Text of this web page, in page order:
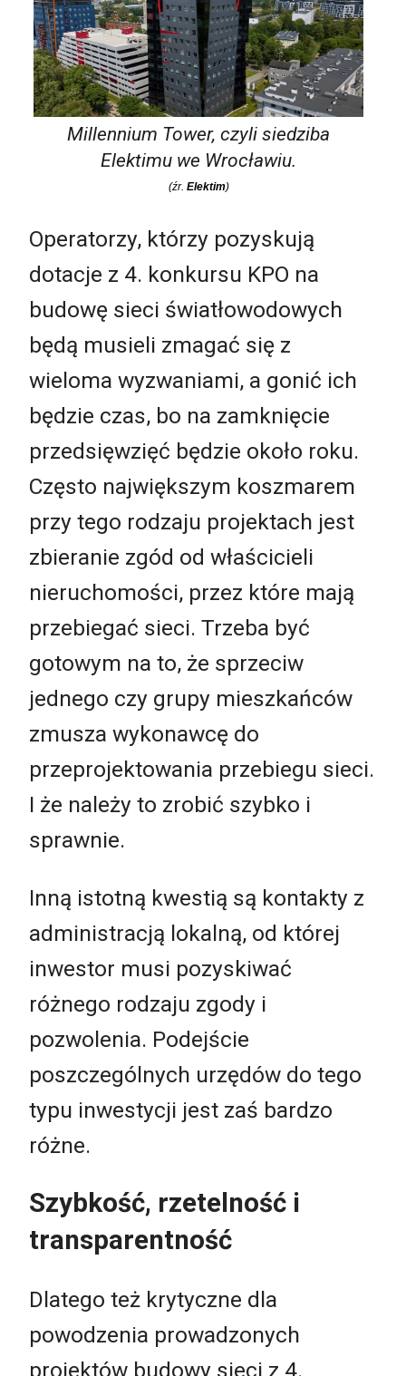
Millennium Tower, czyli siedziba
Elektimu we Wrocławiu.
(źr. Elektim)
Operatorzy, którzy pozyskują
dotacje z 4. konkursu KPO na
budowę sieci światłowodowych
będą musieli zmagać się z
wieloma wyzwaniami, a gonić ich
będzie czas, bo na zamknięcie
przedsięwzięć będzie około roku.
Często największym koszmarem
przy tego rodzaju projektach jest
zbieranie zgód od właścicieli
nieruchomości, przez które mają
przebiegać sieci. Trzeba być
gotowym na to, że sprzeciw
jednego czy grupy mieszkańców
zmusza wykonawcę do
przeprojektowania przebiegu sieci.
I że należy to zrobić szybko i
sprawnie.
Inną istotną kwestią są kontakty z
administracją lokalną, od której
inwestor musi pozyskiwać
różnego rodzaju zgody i
pozwolenia. Podejście
poszczególnych urzędów do tego
typu inwestycji jest zaś bardzo
różne.
Szybkość, rzetelność i
transparentność
Dlatego też krytyczne dla
powodzenia prowadzonych
projektów budowy sieci z 4.